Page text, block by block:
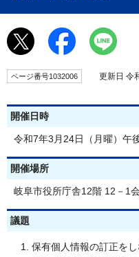
ページ番号1032006 更新日 令
開催日時
令和7年3月24日（月曜）午
開催場所
岐阜市役所庁舎12階 12－1
議題
保有個人情報の訂正を